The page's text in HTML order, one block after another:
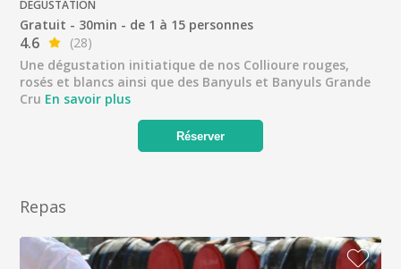
DÉGUSTATION
Gratuit - 30min - de 1 à 15 personnes
4.6
(28)
Une dégustation initiatique de nos Collioure rouges,
rosés et blancs ainsi que des Banyuls et Banyuls Grande
Cru En savoir plus
Réserver
Repas